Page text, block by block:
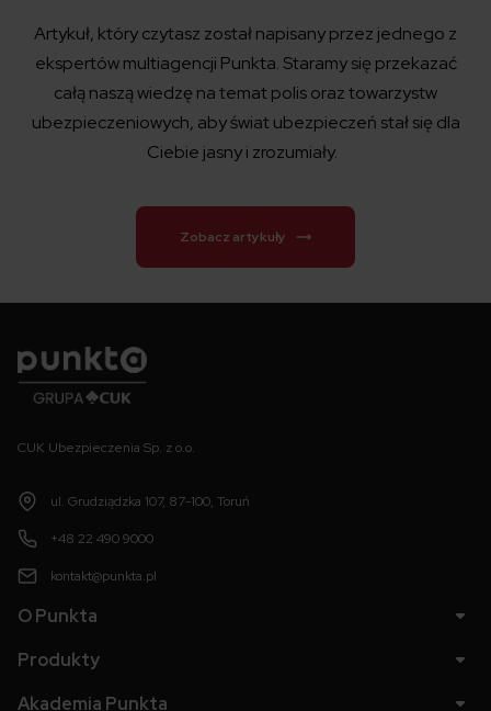
Artykuł, który czytasz zostałnapisanyprzez jednego z
ekspertów multiagencji Punkta. Staramy się przekazać
całą naszą wiedzę na temat polisoraz towarzystw
ubezpieczeniowych, aby świat ubezpieczeń stał się dla
Ciebie jasny i zrozumiały.
Zobacz artykuły
CUK Ubezpieczenia Sp. z o.o.
ul. Grudziądzka 107, 87-100, Toruń
+48 22 490 9000
kontakt@punkta.pl
O Punkta
Produkty
Akademia Punkta